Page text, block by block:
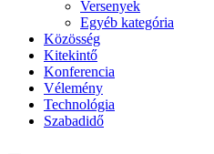
Versenyek
Egyéb kategória
Közösség
Kitekintő
Konferencia
Vélemény
Technológia
Szabadidő